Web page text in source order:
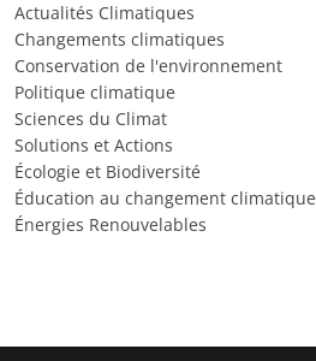
Actualités Climatiques
Changements climatiques
Conservation de l'environnement
Politique climatique
Sciences du Climat
Solutions et Actions
Écologie et Biodiversité
Éducation au changement climatique
Énergies Renouvelables